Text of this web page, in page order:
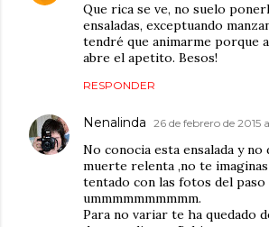
Que rica se ve, no suelo
ensaladas, exceptuando
tendré que animarme porque
abre el apetito. Besos!
RESPONDER
Nenalinda 26 de febrero de 2015
No conocia esta ensalada y no
muerte relenta ,no te
tentado con las fotos del paso
ummmmmmmmmm.
Para no variar te ha quedado